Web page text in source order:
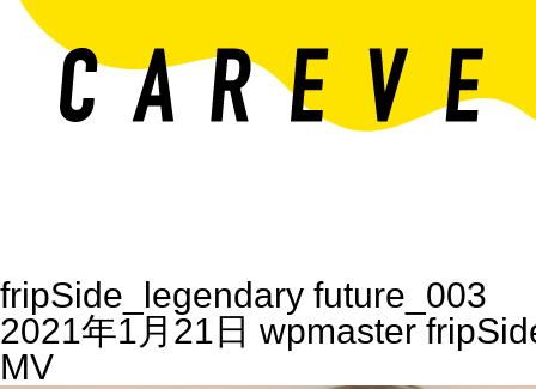
fripSide_legendary future_003
2021年1月21日 wpmaster
MV